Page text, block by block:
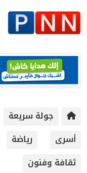
جولة سريعة
أسرى
رياضة
ثقافة وفنون